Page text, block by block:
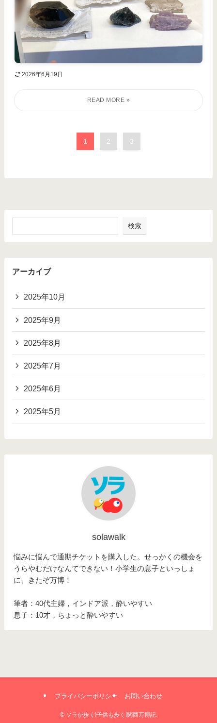
2026年6月19日
1 2 3
検索
アーカイブ
2025年10月
2025年9月
2025年8月
2025年7月
2025年6月
2025年5月
solawalk
悩みに悩んで通期チケットを購入した。せっかくの機会を
うらやむだけなんてできない！小学生の息子といっしょ
に、きたぞ万博！
筆者：40代主婦，インドア派，酔いやすい
息子：10才，ちょっと酔いやすい
プライバシーポリシー お問い合わせ
©ソラが歩く!子供も歩く!関西万博記.